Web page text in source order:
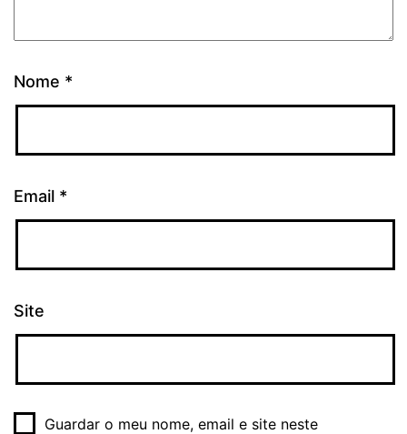
Nome *
Email *
Site
Guardar o meu nome, email e site neste